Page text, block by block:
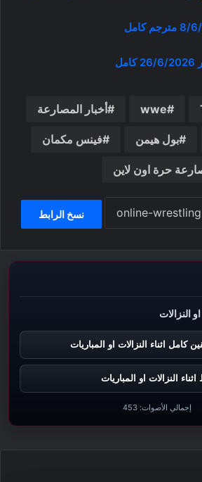
wwe أخبار المصارعة
بول هيمن فينس مكمان
حرة اون لاين
نسخ الرابط
النزالات
كامل اثناء النزالات او المباريات
النزالات او المباريات
إجمالي الأصوات: 453